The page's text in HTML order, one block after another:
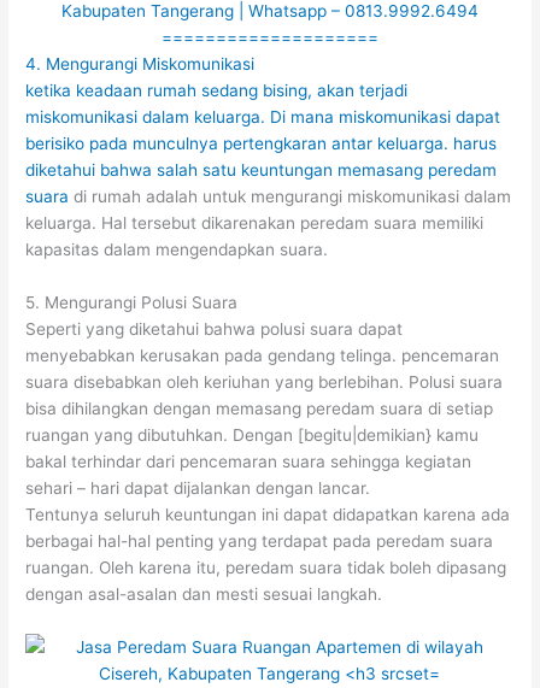
Kabupaten Tangerang | Whatsapp – 0813.9992.6494
====================
4. Mengurangi Miskomunikasi
ketika keadaan rumah sedang bising, akan terjadi
miskomunikasi dalam keluarga. Di mana miskomunikasi dapat
berisiko pada munculnya pertengkaran antar keluarga. harus
diketahui bahwa salah satu keuntungan memasang peredam
suara di rumah adalah untuk mengurangi miskomunikasi dalam
keluarga. Hal tersebut dikarenakan peredam suara memiliki
kapasitas dalam mengendapkan suara.
5. Mengurangi Polusi Suara
Seperti yang diketahui bahwa polusi suara dapat
menyebabkan kerusakan pada gendang telinga. pencemaran
suara disebabkan oleh keriuhan yang berlebihan. Polusi suara
bisa dihilangkan dengan memasang peredam suara di setiap
ruangan yang dibutuhkan. Dengan [begitu|demikian} kamu
bakal terhindar dari pencemaran suara sehingga kegiatan
sehari – hari dapat dijalankan dengan lancar.
Tentunya seluruh keuntungan ini dapat didapatkan karena ada
berbagai hal-hal penting yang terdapat pada peredam suara
ruangan. Oleh karena itu, peredam suara tidak boleh dipasang
dengan asal-asalan dan mesti sesuai langkah.